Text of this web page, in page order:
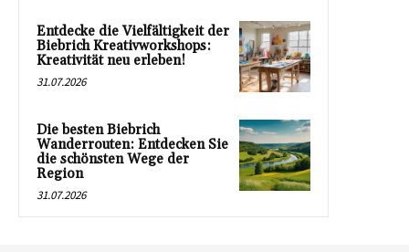
Entdecke die Vielfältigkeit der
Biebrich Kreativworkshops:
Kreativität neu erleben!
31.07.2026
Die besten Biebrich
Wanderrouten: Entdecken Sie
die schönsten Wege der
Region
31.07.2026